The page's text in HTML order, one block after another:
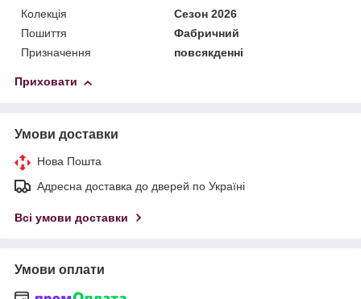
Колекція
Сезон 2026
Пошиття
Фабричний
Призначення
повсякденні
Приховати
Умови доставки
Нова Пошта
Адресна доставка до дверей по Україні
Всі умови доставки
Умови оплати